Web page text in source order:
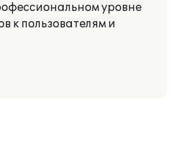
уровне
к пользователям и